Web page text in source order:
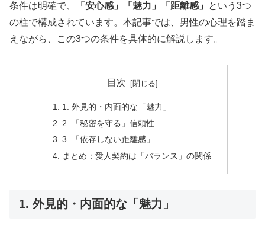
条件は明確で、
「安心感」「魅力」「距離感」
という3つ
の柱で構成されています。本記事では、男性の心理を踏ま
えながら、この3つの条件を具体的に解説します。
目次
1. 外見的・内面的な「魅力」
2. 「秘密を守る」信頼性
3. 「依存しない距離感」
まとめ：愛人契約は「バランス」の関係
1. 外見的・内面的な「魅力」